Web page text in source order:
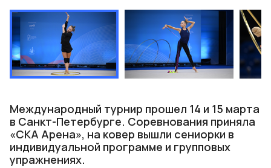
Международный турнир прошел 14 и 15 марта
в Санкт-Петербурге. Соревнования приняла
«СКА Арена», на ковер вышли сениорки в
индивидуальной программе и групповых
упражнениях.